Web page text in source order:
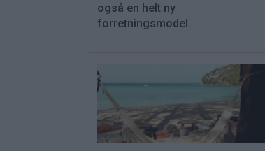
også en helt ny
forretningsmodel.